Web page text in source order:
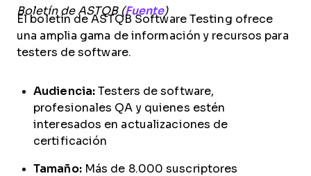
Boletín de ASTQB (Fuente)
El boletín de ASTQB Software Testing ofrece
una amplia gama de información y recursos para
testers de software.
Audiencia:Testers de software,
profesionales QA y quienes estén
interesados en actualizaciones de
certificación
Tamaño:Más de 8.000 suscriptores